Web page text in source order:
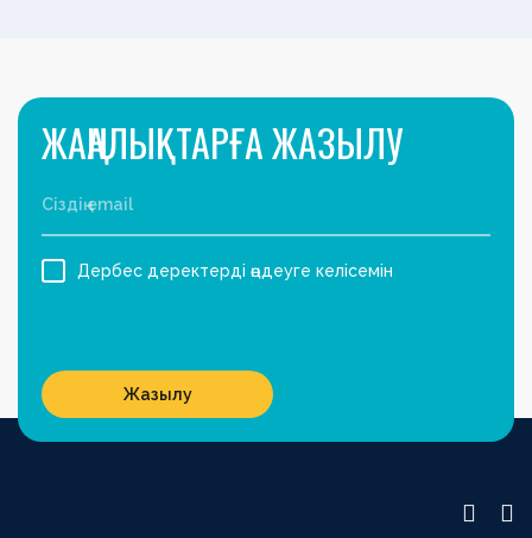
ЖАҢАЛЫҚТАРҒА ЖАЗЫЛУ
Дербес деректерді өңдеуге келісемін
Жазылу